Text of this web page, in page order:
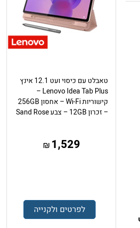
טאבלט עם כיסוי ועט 12.1 אינץ
Lenovo Idea Tab Plus –
קישוריות Wi-Fi – אחסון 256GB
– זכרון 12GB – צבע Sand Rose
1,529
₪
לפרטים ולקנייה